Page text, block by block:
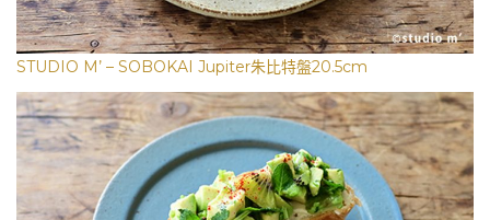
STUDIO M’ – SOBOKAI Jupiter朱比特盤20.5cm